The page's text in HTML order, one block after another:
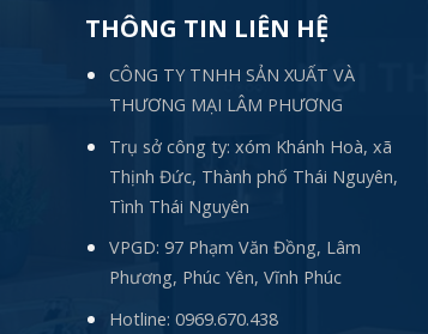
THÔNG TIN LIÊN HỆ
CÔNG TY TNHH SẢN XUẤT VÀ
THƯƠNG MẠI LÂM PHƯƠNG
Trụ sở công ty: xóm Khánh Hoà, xã
Thịnh Đức, Thành phố Thái Nguyên,
Tình Thái Nguyên
VPGD: 97 Phạm Văn Đồng, Lâm
Phương, Phúc Yên, Vĩnh Phúc
Hotline:0969.670.438